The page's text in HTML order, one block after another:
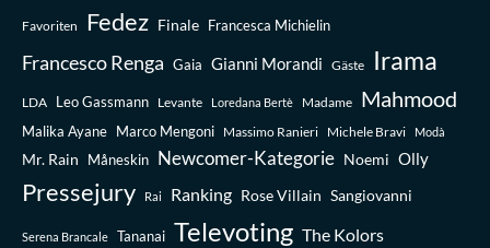
Favoriten Fedez Finale Francesca Michielin
Francesco Renga Gaia Gianni Morandi Gäste Irama
LDA Leo Gassmann Levante Loredana Bertè Madame Mahmood
Malika Ayane Marco Mengoni Massimo Ranieri Michele Bravi Modà
Mr. Rain Måneskin Newcomer-Kategorie Noemi Olly
Pressejury Rai Ranking Rose Villain Sangiovanni
Serena Brancale Tananai Televoting The Kolors